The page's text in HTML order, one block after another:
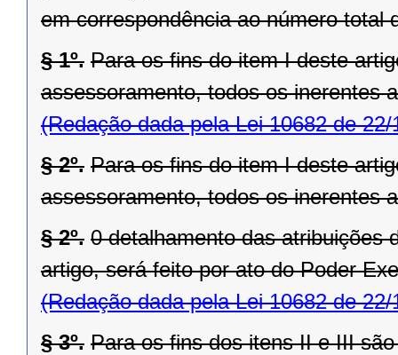
em correspondência ao número total
§ 1º. Para os fins do item I deste
assessoramento, todos os inerentes
(Redação dada pela Lei 10682 de 22/
§ 2º. Para os fins do item I deste
assessoramento, todos os inerentes
§ 2º. 0 detalhamento das atribuições
artigo, será feito por ato do Poder
(Redação dada pela Lei 10682 de 22/
§ 3º. Para os fins dos itens II e III